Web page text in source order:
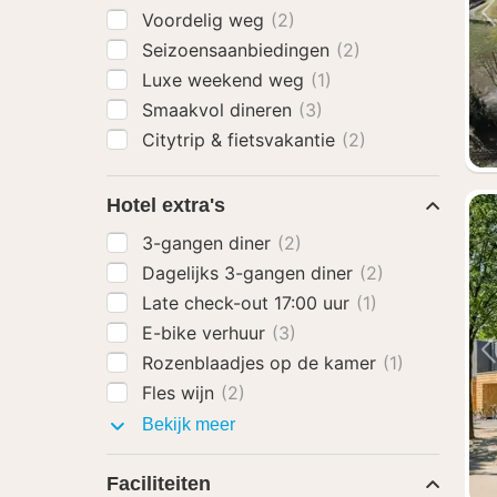
Voordelig weg (2)
Seizoensaanbiedingen (2)
Luxe weekend weg (1)
Smaakvol dineren (3)
Citytrip & fietsvakantie (2)
Hotel extra's
3-gangen diner (2)
Dagelijks 3-gangen diner (2)
Late check-out 17:00 uur (1)
E-bike verhuur (3)
Rozenblaadjes op de kamer (1)
Fles wijn (2)
Bekijk meerHotel
Faciliteiten